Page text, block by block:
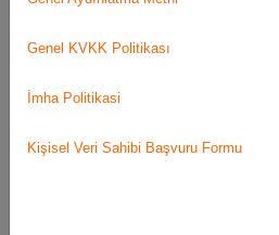
0542 727 08 68
Cumhuriyet Cad. Sevgi Yolu
Yazma Sorunları / Disleksi , Dil ve
Genel KVKK Politikası
İmha Politikasi
Kişisel Veri Sahibi Başvuru Formu